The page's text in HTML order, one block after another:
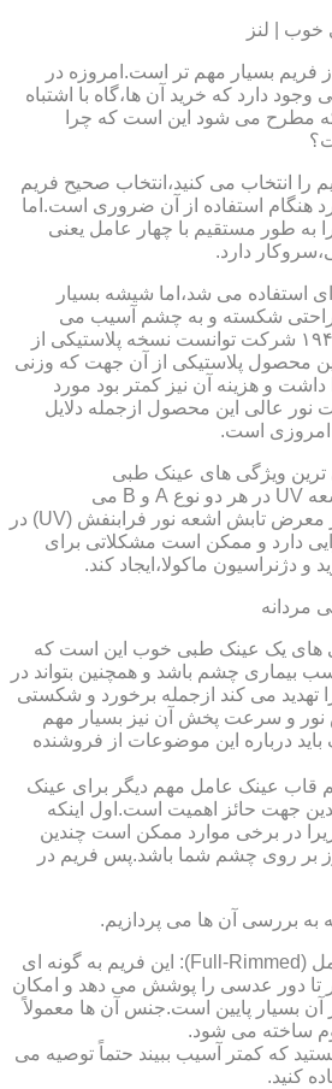
| لنز
فریم بسیار مهم تر است.امروزه در
دارد که خرید آن ها،گاه با اشتباه
مطرح می شود این است که چرا
را انتخاب می کنید،انتخاب صحیح فریم
هنگام استفاده از آن ضروری است.اما
به طور مستقیم با چهار عامل یعنی
دارد.
استفاده می شد،اما شیشه بسیار
راحتی شکسته و به چشم آسیب می
رساند.در نهایت در سال ۱۹۴۷ شرکت توانست نسخه پلاستیکی از
محصول پلاستیکی از آن جهت که وزنی
و هزینه آن نیز کمتر بود مورد
نور عالی این محصول ازجمله دلایل
امروزی است.
ویژگی های عینک طبی
است،مقاومت در برابر اشعه UV در هر دو نوع A و B می
باشد.قطعاً قرار گرفتن در معرض تابش اشعه نور فرابنفش (UV) در
دارد و ممکن است مشکلاتی برای
دژنراسیون ماکولا،ایجاد کند.
مردانه
های یک عینک طبی خوب این است که
بیماری چشم باشد و همچنین بتواند در
می کند ازجمله برخورد و شکستی
نور و سرعت پخش آن نیز بسیار مهم
درباره این موضوعات از فروشنده
قاب عینک عامل مهم دیگر برای عینک
جهت حائز اهمیت است.اول اینکه
در برخی موارد ممکن است چندین
بر روی چشم شما باشد.پس فریم در
به بررسی آن ها می پردازیم.
عینک های با فریم های کامل (Full-Rimmed): این فریم به گونه ای
تا دور عدسی را پوشش می دهد و امکان
بسیار پایین است.جنس آن ها معمولاً
ساخته می شود.
که کمتر آسیب ببیند حتماً توصیه می
کنید.